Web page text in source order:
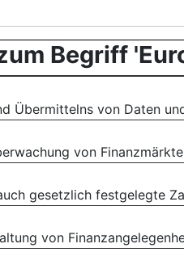
Begriff
Übermittelns von Daten
von
gesetzlich festgelegte
von